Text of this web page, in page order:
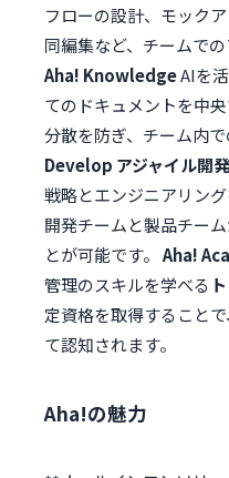
フローの設計、モック
同編集など、チームで
Aha! KnowledgeAIを
てのドキュメントを中
分散を防ぎ、チーム内
Develop アジャイル開発
戦略とエンジニアリン
開発チームと製品チー
とが可能です。 Aha!
管理のスキルを学べる
定資格を取得すること
て認知されます。
Aha!の魅力